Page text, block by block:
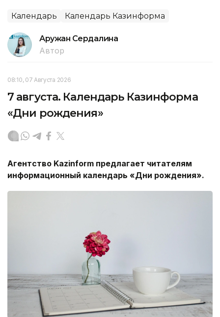
Календарь Календарь Казинформа
Аружан Сердалина
Автор
08:10, 07 Августа 2026
7 августа. Календарь Казинформа
«Дни рождения»
Агентство Kazinform предлагает читателям
информационный календарь «Дни рождения».